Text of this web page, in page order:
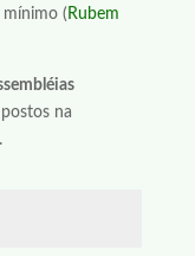
( Rubem
na